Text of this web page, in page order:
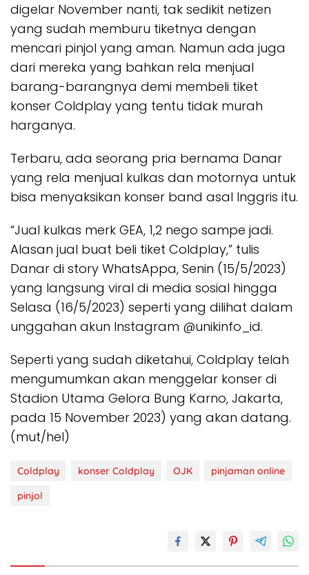
digelar November nanti, tak sedikit netizen
yang sudah memburu tiketnya dengan
mencari pinjol yang aman. Namun ada juga
dari mereka yang bahkan rela menjual
barang-barangnya demi membeli tiket
konser Coldplay yang tentu tidak murah
harganya.
Terbaru, ada seorang pria bernama Danar
yang rela menjual kulkas dan motornya untuk
bisa menyaksikan konser band asal Inggris itu.
“Jual kulkas merk GEA, 1,2 nego sampe jadi.
Alasan jual buat beli tiket Coldplay,” tulis
Danar di story WhatsAppa, Senin (15/5/2023)
yang langsung viral di media sosial hingga
Selasa (16/5/2023) seperti yang dilihat dalam
unggahan akun Instagram @unikinfo_id.
Seperti yang sudah diketahui, Coldplay telah
mengumumkan akan menggelar konser di
Stadion Utama Gelora Bung Karno, Jakarta,
pada 15 November 2023) yang akan datang.
(mut/hel)
Coldplay konser Coldplay OJK
pinjaman online
pinjol